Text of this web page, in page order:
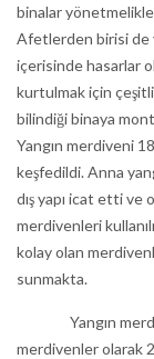
binalar
Afetlerden birisi de
içerisinde hasarlar
kurtulmak için
bilindiği binaya
Yangın merdiveni
keşfedildi. Anna
dış yapı icat etti ve
merdivenleri
kolay olan
sunmakta.
Yangın
merdivenler olarak